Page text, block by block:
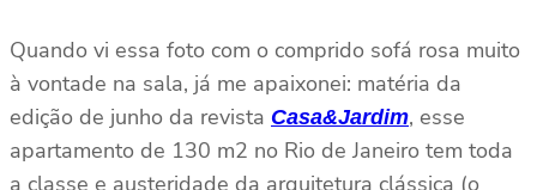
Quando vi essa foto com o comprido sofá rosa muito
à vontade na sala, já me apaixonei: matéria da
edição de junho da revista Casa&Jardim, esse
apartamento de 130 m2 no Rio de Janeiro tem toda
a classe e austeridade da arquitetura clássica (o